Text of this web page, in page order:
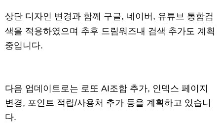
상단 디자인 변경과 함께 구글, 네이버, 유튜브 통합검
색을 적용하였으며 추후 드림워즈내 검색 추가도 계획
중입니다.
다음 업데이트로는 로또 AI조합 추가, 인덱스 페이지
변경, 포인트 적립/사용처 추가 등을 계획하고 있습니
다.